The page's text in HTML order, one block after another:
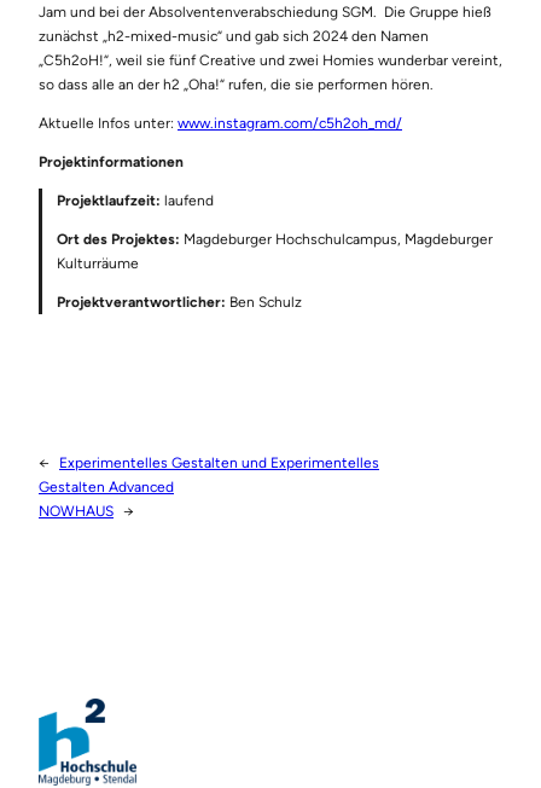
Jam und bei der Absolventenverabschiedung SGM. Die Gruppe hieß
zunächst „h2-mixed-music“ und gab sich 2024 den Namen
„C5h2oH!“, weil sie fünf Creative und zwei Homies wunderbar vereint,
so dass alle an der h2 „Oha!“ rufen, die sie performen hören.
Aktuelle Infos unter: www.instagram.com/c5h2oh_md/
Projektinformationen
Projektlaufzeit: laufend
Ort des Projektes: Magdeburger Hochschulcampus, Magdeburger
Kulturräume
Projektverantwortlicher: Ben Schulz
←
Experimentelles Gestalten und Experimentelles
Gestalten Advanced
NOWHAUS →